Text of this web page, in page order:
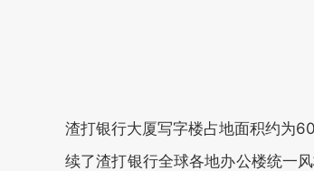
渣打银行大厦写字楼占地面积约为6000
续了渣打银行全球各地办公楼统一风